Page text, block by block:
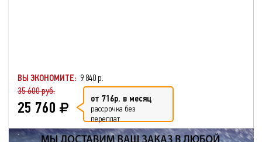
ВЫ ЭКОНОМИТЕ: 9 840 р.
35 600 руб.
25 760 от 716р. в месяц
рассрочка без
переплат